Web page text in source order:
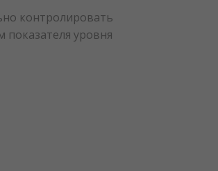
контролировать
уровня